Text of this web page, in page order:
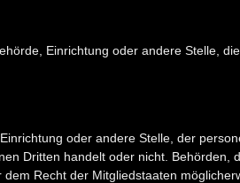
Einrichtung oder andere Stelle,
oder andere Stelle, der
Dritten handelt oder nicht. Behörden,
Recht der Mitgliedstaaten